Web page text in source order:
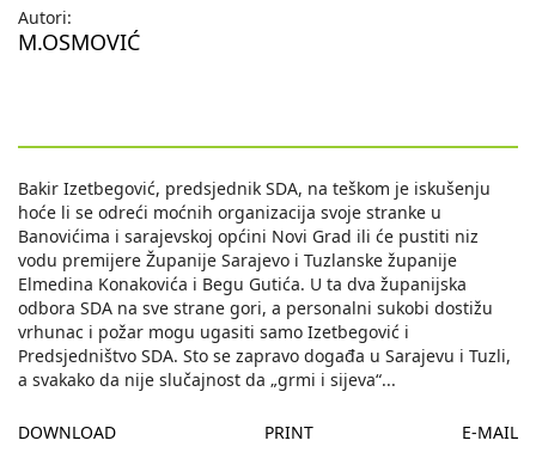
Autori:
M.OSMOVIĆ
Bakir Izetbegović, predsjednik SDA, na teškom je iskušenju
hoće li se odreći moćnih organizacija svoje stranke u
Banovićima i sarajevskoj općini Novi Grad ili će pustiti niz
vodu premijere Županije Sarajevo i Tuzlanske županije
Elmedina Konakovića i Begu Gutića. U ta dva županijska
odbora SDA na sve strane gori, a personalni sukobi dostižu
vrhunac i požar mogu ugasiti samo Izetbegović i
Predsjedništvo SDA. Sto se zapravo događa u Sarajevu i Tuzli,
a svakako da nije slučajnost da „grmi i sijeva“...
DOWNLOAD PRINT E-MAIL